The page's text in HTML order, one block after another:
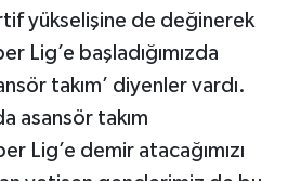
yükselişine de değinerek
Lig’e başladığımızda
takım’ diyenler vardı.
asansör takım
Lig’e demir atacağımızı